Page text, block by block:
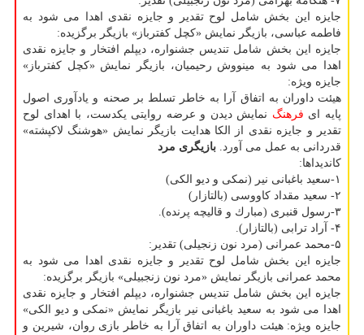
جایزه این بخش شامل لوح تقدیر و جایزه نقدی اهدا می شود به
فاطمه عباسی، بازیگر نمایش «كچل كفترباز» بازیگر برگزیده:
جایزه این بخش شامل تندیس جشنواره، دیپلم افتخار و جایزه نقدی
اهدا می شود به مینووش رحیمیان، بازیگر نمایش «كچل كفترباز»
جایزه ویژه:
هیئت داوران به اتفاق آرا به خاطر تسلط بر صحنه و یادآوری اصول
پایه ای فرهنگ نمایش دیدن و عرضه روایتی یكدست، با اهدای لوح
تقدیر و جایزه نقدی از الكا هدایت بازیگر نمایش «هوشنگ لاكپشته»
قدردانی به عمل می آورد. بازیگری مرد
كاندیداها:
۱-سعید باغبانی نیر (نمكی و دیو الكی)
۲- سعید مقداد كاووسی (بالتازار)
۳-رسول قنبری (مبارك و قالیچه پرنده).
۴- آراد ترابی (بالتازار).
۵-محمد عمرانی (مرد نون زنجیلی) تقدیر:
جایزه این بخش شامل لوح تقدیر و جایزه نقدی اهدا می شود به
محمد عمرانی بازیگر نمایش «مرد نون زنجبیلی» بازیگر برگزیده:
جایزه این بخش شامل تندیس جشنواره، دیپلم افتخار و جایزه نقدی
اهدا می شود به سعید باغبانی نیر بازیگر نمایش «نمكی و دیو الكی»
جایزه ویژه: هیئت داوران به اتفاق آرا به خاطر بازی روان، شیرین و